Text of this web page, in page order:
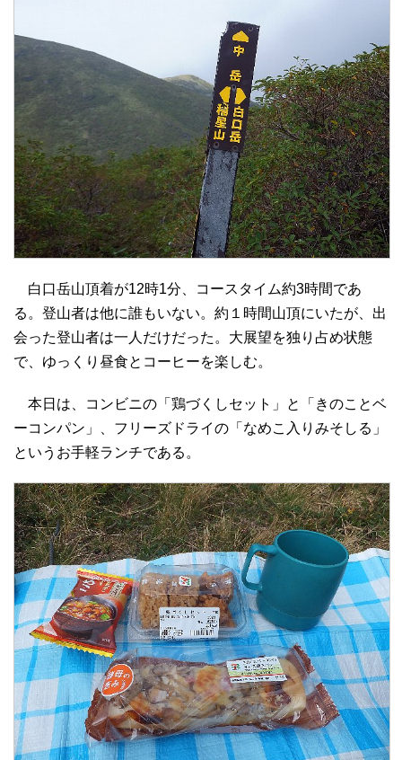
白口岳山頂着が12時1分、コースタイム約3時間であ
る。登山者は他に誰もいない。約１時間山頂にいたが、出
会った登山者は一人だけだった。大展望を独り占め状態
で、ゆっくり昼食とコーヒーを楽しむ。
本日は、コンビニの「鶏づくしセット」と「きのことベ
ーコンパン」、フリーズドライの「なめこ入りみそしる」
というお手軽ランチである。